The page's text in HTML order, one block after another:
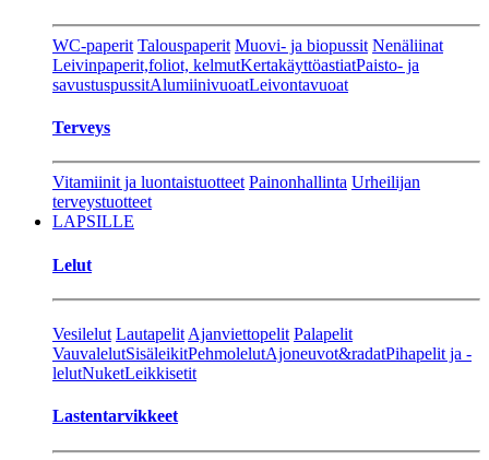
WC-paperit Talouspaperit Muovi- ja biopussit Nenäliinat
Leivinpaperit,foliot, kelmutKertakäyttöastiatPaisto- ja
savustuspussitAlumiinivuoatLeivontavuoat
Terveys
Vitamiinit ja luontaistuotteet Painonhallinta Urheilijan
terveystuotteet
LAPSILLE
Lelut
Vesilelut Lautapelit Ajanviettopelit Palapelit
VauvalelutSisäleikitPehmolelutAjoneuvot&radatPihapelit ja -
lelutNuketLeikkisetit
Lastentarvikkeet